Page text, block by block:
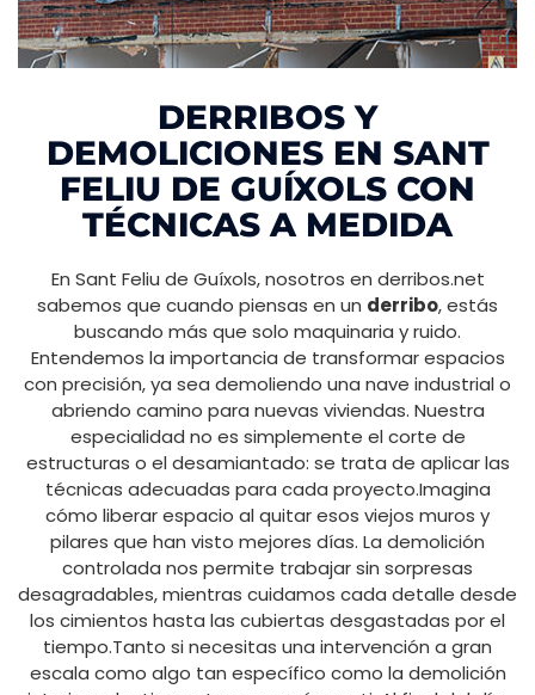
DERRIBOS Y
DEMOLICIONES EN SANT
FELIU DE GUÍXOLS CON
TÉCNICAS A MEDIDA
En Sant Feliu de Guíxols, nosotros en derribos.net
sabemos que cuando piensas en un derribo, estás
buscando más que solo maquinaria y ruido.
Entendemos la importancia de transformar espacios
con precisión, ya sea demoliendo una nave industrial o
abriendo camino para nuevas viviendas. Nuestra
especialidad no es simplemente el corte de
estructuras o el desamiantado: se trata de aplicar las
técnicas adecuadas para cada proyecto.Imagina
cómo liberar espacio al quitar esos viejos muros y
pilares que han visto mejores días. La demolición
controlada nos permite trabajar sin sorpresas
desagradables, mientras cuidamos cada detalle desde
los cimientos hasta las cubiertas desgastadas por el
tiempo.Tanto si necesitas una intervención a gran
escala como algo tan específico como la demolición